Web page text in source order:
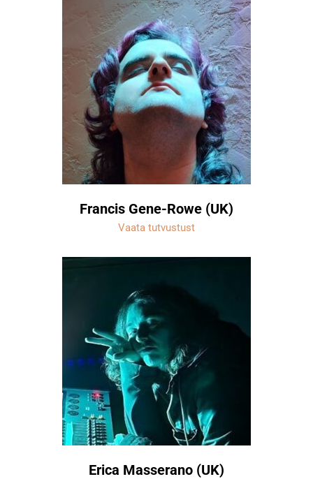
Francis Gene-Rowe (UK)
Vaata tutvustust
Erica Masserano (UK)